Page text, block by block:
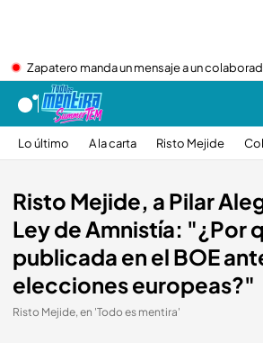
Zapatero manda un mensaje a un
Lo último A la carta Risto Mejide
Risto Mejide, a Pilar
Ley de Amnistía: "¿Por
publicada en el BOE
elecciones europeas?"
Risto Mejide, en 'Todo es mentira'